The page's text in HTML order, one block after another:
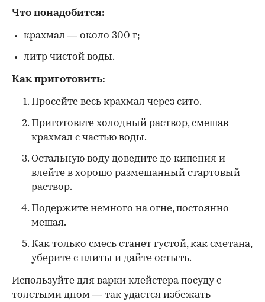
Что понадобится:
крахмал — около 300 г;
литр чистой воды.
Как приготовить:
Просейте весь крахмал через сито.
Приготовьте холодный раствор, смешав
крахмал с частью воды.
Остальную воду доведите до кипения и
влейте в хорошо размешанный стартовый
раствор.
Подержите немного на огне, постоянно
мешая.
Как только смесь станет густой, как сметана,
уберите с плиты и дайте остыть.
Используйте для варки клейстера посуду с
толстыми дном — так удастся избежать